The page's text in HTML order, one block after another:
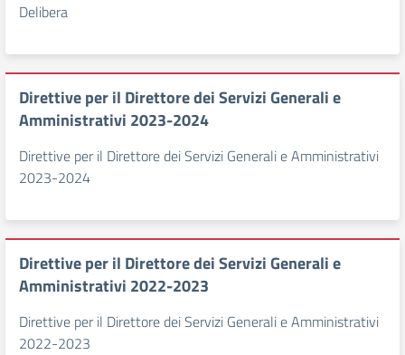
Delibera
Direttive per il Direttore dei Servizi Generali e
Amministrativi 2023-2024
Direttive per il Direttore dei Servizi Generali e Amministrativi
2023-2024
Direttive per il Direttore dei Servizi Generali e
Amministrativi 2022-2023
Direttive per il Direttore dei Servizi Generali e Amministrativi
2022-2023